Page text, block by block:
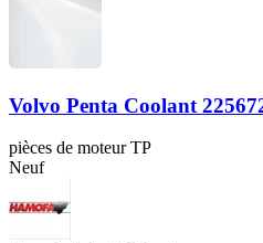
Volvo Penta Coolant
pièces de moteur TP
Neuf